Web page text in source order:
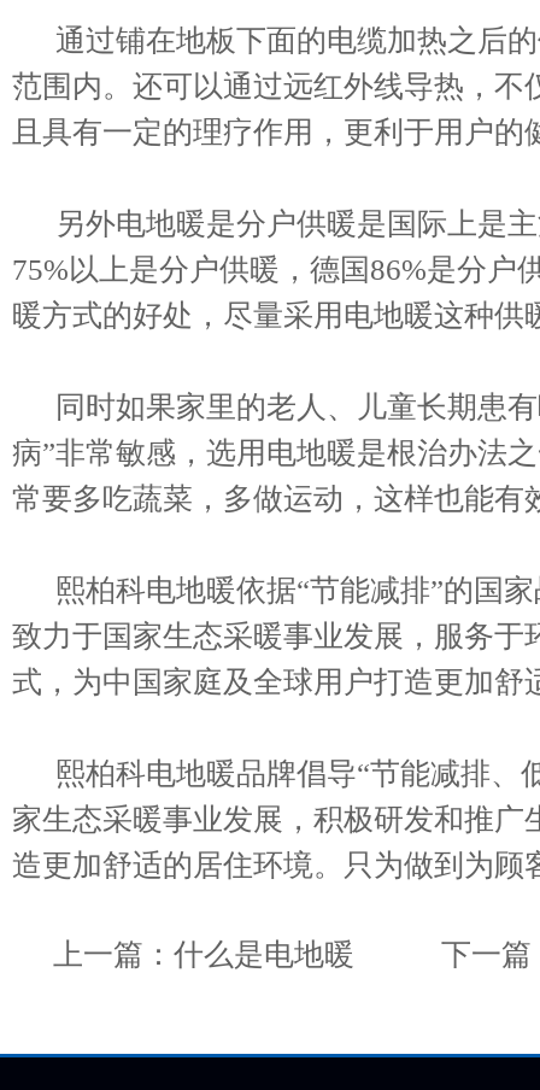
通过铺在地板下面的电缆加热之后
范围内。还可以通过远红外线导热，
且具有一定的理疗作用，更利于用户的
另外电地暖是分户供暖是国际上是
75%以上是分户供暖，德国86%是分户
暖方式的好处，尽量采用电地暖这种供
同时如果家里的老人、儿童长期患有
病”非常敏感，选用电地暖是根治办法
常要多吃蔬菜，多做运动，这样也能有
熙柏科电地暖依据“节能减排”的国家
致力于国家生态采暖事业发展，服务
式，为中国家庭及全球用户打造更加舒
熙柏科电地暖品牌倡导“节能减排、
家生态采暖事业发展，积极研发和推
造更加舒适的居住环境。只为做到为顾
上一篇： 什么是电地暖 下一篇